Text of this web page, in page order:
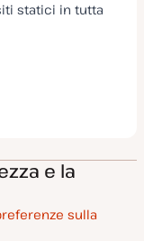
statici in tutta
e la
sulla